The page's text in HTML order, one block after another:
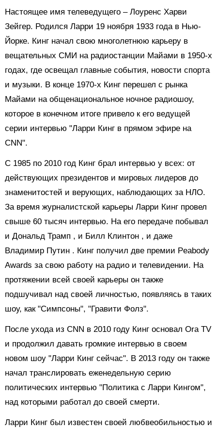
Настоящее имя телеведущего – Лоуренс Харви
Зейгер. Родился Ларри 19 ноября 1933 года в Нью-
Йорке. Кинг начал свою многолетнюю карьеру в
вещательных СМИ на радиостанции Майами в 1950-х
годах, где освещал главные события, новости спорта
и музыки. В конце 1970-х Кинг перешел с рынка
Майами на общенациональное ночное радиошоу,
которое в конечном итоге привело к его ведущей
серии интервью "Ларри Кинг в прямом эфире на
CNN".
С 1985 по 2010 год Кинг брал интервью у всех: от
действующих президентов и мировых лидеров до
знаменитостей и верующих, наблюдающих за НЛО.
За время журналистской карьеры Ларри Кинг провел
свыше 60 тысяч интервью. На его передаче побывал
и Дональд Трамп , и Билл Клинтон , и даже
Владимир Путин . Кинг получил две премии Peabody
Awards за свою работу на радио и телевидении. На
протяжении всей своей карьеры он также
подшучивал над своей личностью, появляясь в таких
шоу, как "Симпсоны", "Гравити Фолз".
После ухода из CNN в 2010 году Кинг основал Ora TV
и продолжил давать громкие интервью в своем
новом шоу "Ларри Кинг сейчас". В 2013 году он также
начал транслировать еженедельную серию
политических интервью "Политика с Ларри Кингом",
над которыми работал до своей смерти.
Ларри Кинг был известен своей любвеобильностью и